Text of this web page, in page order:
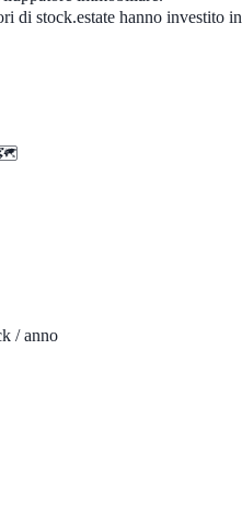
di stock.estate hanno investito in
🗺️
/anno